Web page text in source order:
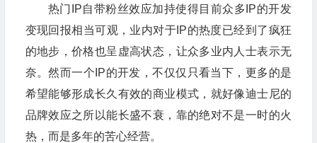
热门IP自带粉丝效应加持使得目前众多IP的开发
变现回报相当可观，业内对于IP的热度已经到了疯狂
的地步，价格也呈虚高状态，让众多业内人士表示无
奈。然而一个IP的开发，不仅仅只看当下，更多的是
希望能够形成长久有效的商业模式，就好像迪士尼的
品牌效应之所以能长盛不衰，靠的绝对不是一时的火
热，而是多年的苦心经营。